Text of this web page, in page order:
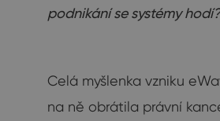
podnikání se systémy
Celá myšlenka vzniku
na ně obrátila právní